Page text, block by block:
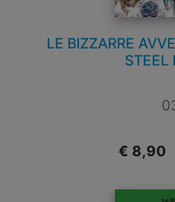
LE BIZZARRE
STEEL
€ 8,90